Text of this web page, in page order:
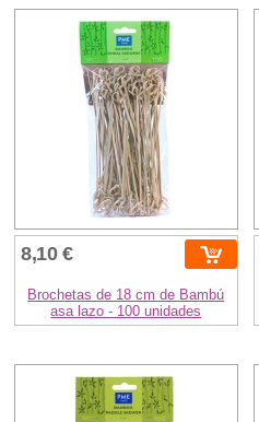
8,10 €
Brochetas de 18 cm de Bambú
asa lazo - 100 unidades